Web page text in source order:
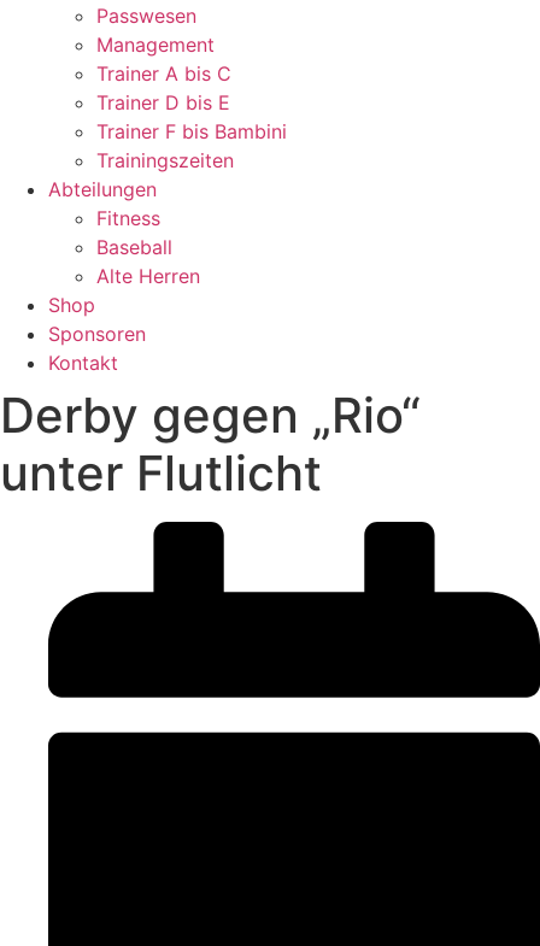
Passwesen
Management
Trainer A bis C
Trainer D bis E
Trainer F bis Bambini
Trainingszeiten
Abteilungen
Fitness
Baseball
Alte Herren
Shop
Sponsoren
Kontakt
Derby gegen „Rio“
unter Flutlicht